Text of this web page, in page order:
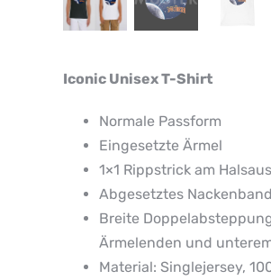
Iconic Unisex T-Shirt
Normale Passform
Eingesetzte Ärmel
1×1 Rippstrick am
Abgesetztes Nackenband
Breite
Ärmelenden und
Material: Singlejersey,